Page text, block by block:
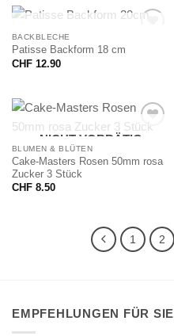
NICHT VORRÄTIG
BACKBLECHE
Patisse Backform 18 cm
CHF12.90
NICHT VORRÄTIG
BLUMEN & BLÜTEN
Cake-Masters Rosen 50mm rosa
Zucker 3 Stück
CHF8.50
1 2
EMPFEHLUNGEN FÜR SIE